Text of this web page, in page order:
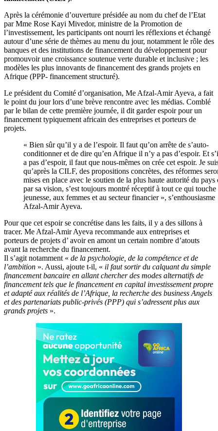
Après la cérémonie d’ouverture présidée au nom du chef de l’Etat
par Mme Rose Kayi Mivedor, ministre de la Promotion de
l’investissement, les participants ont nourri les réflexions et échangé
autour d’une série de thèmes au menu du jour, notamment le rôle des
banques et des institutions de financement du développement pour
promouvoir une croissance soutenue verte durable et inclusive ; les
modèles les plus innovants de financement des grands projets en
Afrique (PPP- financement structuré).
Le président du Comité d’organisation, Me Afzal-Amir Ayeva, a fait
le point du jour lors d’une brève rencontre avec les médias. Comblé
par le bilan de cette première journée, il dit garder espoir pour un
financement typiquement africain des entreprises et porteurs de
projets.
« Bien sûr qu’il y a de l’espoir. Il faut qu’on arrête de s’auto-
conditionner et de dire qu’en Afrique il n’y a pas d’espoir. Et
a pas d’espoir, il faut que nous-mêmes on crée cet espoir. Je
qu’après la CILF, des propositions concrètes, des réformes
mises en place avec le soutien de la plus haute autorité du pays
par sa vision, s’est toujours montré réceptif à tout ce qui touche
jeunesse, aux femmes et au secteur financier », s’enthousiasme
Afzal-Amir Ayeva.
Pour que cet espoir se concrétise dans les faits, il y a des sillons à
tracer. Me Afzal-Amir Ayeva recommande aux entreprises et
porteurs de projets d’ avoir en amont un certain nombre d’atouts
avant la recherche du financement.
Il s’agit notamment « de la psychologie, de la compétence et de
l’ambition ». Aussi, ajoute t-il, « il faut sortir du calquant du simple
financement bancaire en allant chercher des modes alternatifs de
financement tels que le financement en capital investissement propre
et adapté aux réalités de l’Afrique, la recherche des business Angels
et des partenariats public-privés (PPP) qui s’adressent plus aux
grands projets ».